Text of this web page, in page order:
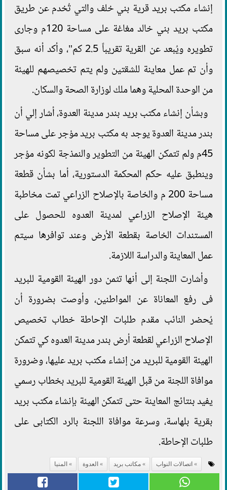
إنشاء مكتب بريد قرية بني خلف والتي تُخدم عن طريق
مكتب بريد بني خالد مغاغة على مساحة 120م وجارى
تطويره ويُبعد عن القرية تقريباً 2.5 كم"، وأكد أنه سبق
وأن تم عمل معاينة للشقتين ولم يتم تخصيصهم للهيئة
من الوحدة المحلية وهما ملك لوزارة الصحة والسكان.
وبشأن إنشاء مكتب بريد بندر مدينة العدوة، أشار إلي أن
بندر مدينة العدوة يوجد به مكتب بريد مؤجر على مساحة
45م ولم تتمكن الهيئة من التطوير والنمذجة لكونه مؤجر
وينطبق عليه حكم المحكمة الدستورية، أما بشأن قطعة
مساحة 200 م والخاصة بالإصلاح الزراعي تمت مخاطبة
هيئة الإصلاح الزراعي لمدينة العدوه للحصول على
المستندات الخاصة بقطعة الأرض وعند توافرها سيتم
عمل المعاينة والدراسة اللازمة.
وأشارت اللجنة إلى أنها تثمن دور الهيئة القومية للبريد
فى رفع المعاناة عن المواطنين، وأوصت بضرورة أن
يُحضر النائب مقدم طلبات الإحاطة خطاب تخصيص
الإصلاح الزراعي لقطعة أرض بندر مدينة العدوه كي تتمكن
الهيئة القومية للبريد من إنشاء مكتب بريد عليها، وضرورة
موافاة اللجنة من قبل الهيئة القومية للبريد بخطاب رسمي
يفيد بنتائج المعاينة حتى تتمكن الهيئة بإنشاء مكتب بريد
بقرية بلهاسة، وسرعة موافاة اللجنة بالرد الكتابى على
طلبات الإحاطة.
اتصالات النواب مكاتب بريد العدوة المنيا